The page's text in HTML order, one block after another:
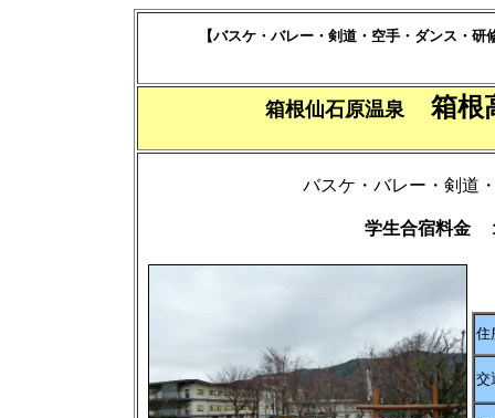
【バスケ・バレー・剣道・空手・ダンス・
箱根仙石原温泉 箱根
バスケ・バレー・剣道
学生合宿料金
住
交